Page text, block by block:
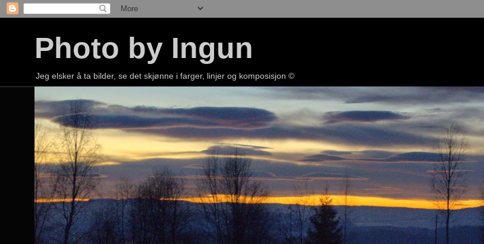
Photo by Ingun
Jeg elsker å ta bilder, se det skjønne i farger, linjer og komposisjon ©